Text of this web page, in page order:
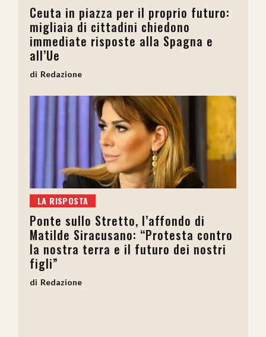
Ceuta in piazza per il proprio futuro:
migliaia di cittadini chiedono
immediate risposte alla Spagna e
all’Ue
Redazione
LA RISPOSTA
Ponte sullo Stretto, l’affondo di
Matilde Siracusano: “Protesta contro
la nostra terra e il futuro dei nostri
figli”
Redazione